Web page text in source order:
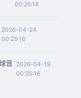
00:25:16
2026-04-24
00:25:16
音 2026-04-19
00:25:16